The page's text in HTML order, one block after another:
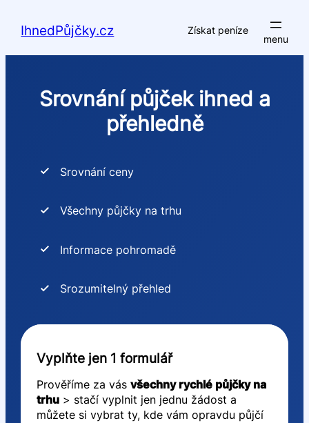
IhnedPůjčky.cz Získat peníze
Srovnání půjček ihned a
přehledně
Srovnání ceny
Všechny půjčky na trhu
Informace pohromadě
Srozumitelný přehled
Vyplňte jen 1 formulář
Prověříme za vás všechny rychlé půjčky na
trhu> stačí vyplnit jen jednu žádost a
můžete si vybrat ty, kde vám opravdu půjčí